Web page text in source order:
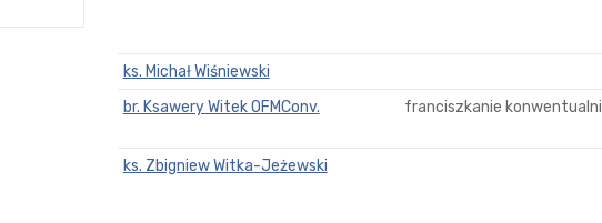
ks. Michał Wiśniewski
br. Ksawery Witek OFMConv.
franciszkanie konwentualni
ks. Zbigniew Witka-Jeżewski